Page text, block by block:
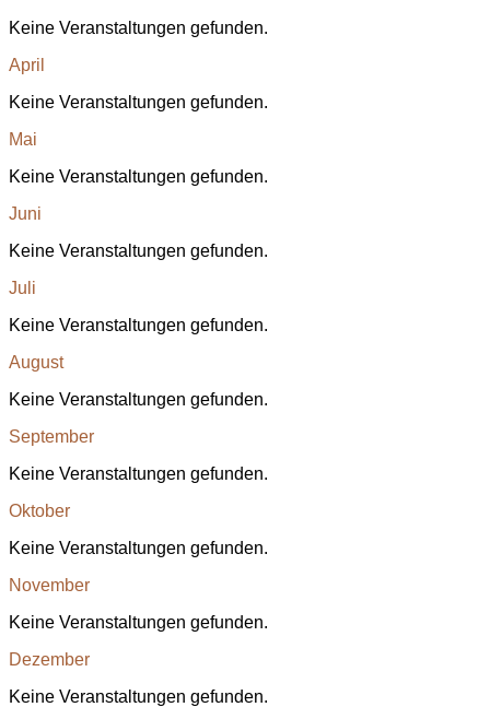
Keine Veranstaltungen gefunden.
April
Keine Veranstaltungen gefunden.
Mai
Keine Veranstaltungen gefunden.
Juni
Keine Veranstaltungen gefunden.
Juli
Keine Veranstaltungen gefunden.
August
Keine Veranstaltungen gefunden.
September
Keine Veranstaltungen gefunden.
Oktober
Keine Veranstaltungen gefunden.
November
Keine Veranstaltungen gefunden.
Dezember
Keine Veranstaltungen gefunden.